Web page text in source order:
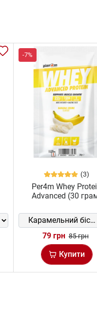
-7%
(3)
Per4m Whey
Advanced (30
79 грн 85 грн
Купити